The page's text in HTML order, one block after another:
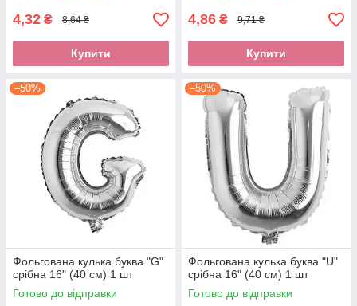
4,32 ₴ 8,64 ₴
Купити
4,86 ₴ 9,71 ₴
Купити
–50%
Фольгована кулька буква "G"
срібна 16" (40 см) 1 шт
Готово до відправки
–50%
Фольгована кулька буква "U"
срібна 16" (40 см) 1 шт
Готово до відправки